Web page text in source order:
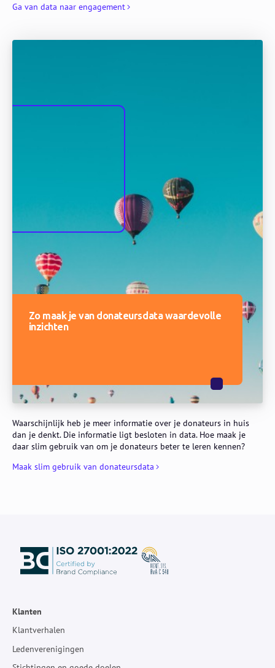
Ga van data naar engagement
Zo maak je van donateursdata waardevolle
inzichten
Waarschijnlijk heb je meer informatie over je donateurs in huis
dan je denkt. Die informatie ligt besloten in data. Hoe maak je
daar slim gebruik van om je donateurs beter te leren kennen?
Maak slim gebruik van donateursdata
Klanten
Klantverhalen
Ledenverenigingen